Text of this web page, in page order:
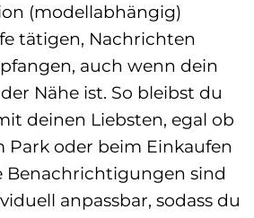
(modellabhängig)
tätigen, Nachrichten
auch wenn dein
Nähe ist. So bleibst du
deinen Liebsten, egal ob
Park oder beim Einkaufen
Benachrichtigungen sind
anpassbar, sodass du